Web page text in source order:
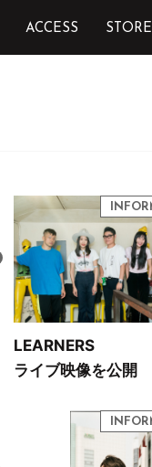
ACCESS STORE
LEARNERS
ライブ映像を公開